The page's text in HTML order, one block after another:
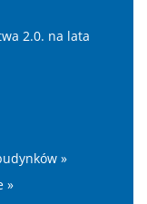
2.0. na lata
»
»